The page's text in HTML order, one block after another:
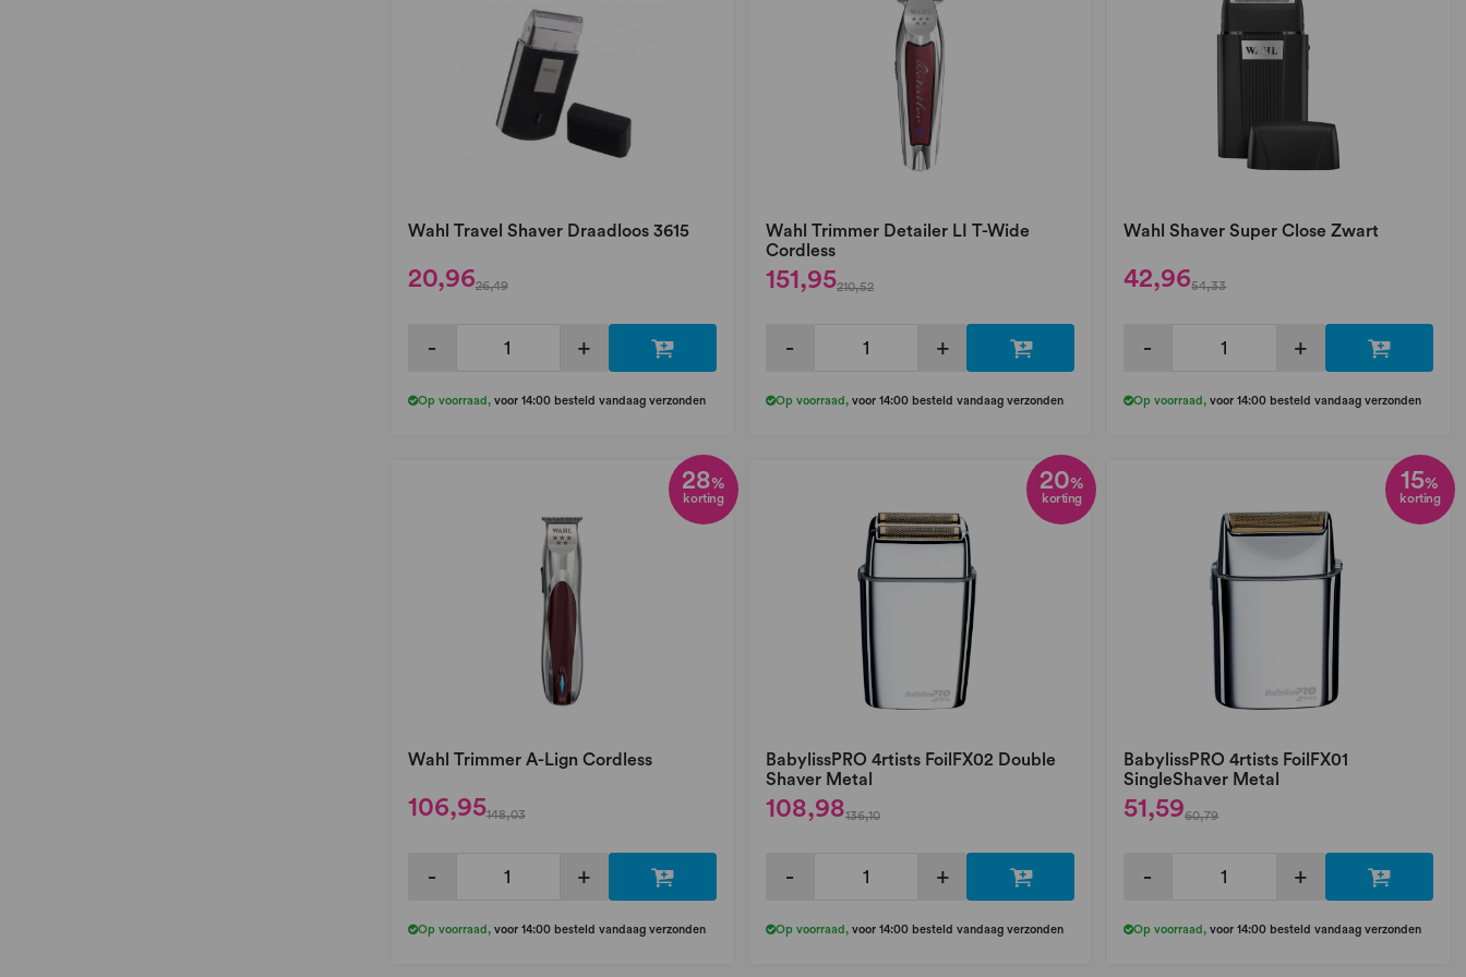
Wahl Travel Shaver Draadloos 3615
20,9626,49
- +
Op voorraad , voor 14:00 besteld vandaag verzonden
Wahl Trimmer Detailer LI T-Wide
Cordless
151,95210,52
- +
Op voorraad , voor 14:00 besteld vandaag verzonden
Wahl Shaver Super Close Zwart
42,9654,33
- +
Op voorraad ,voor 14:00 besteld vandaag verzonden
28%
korting
Wahl Trimmer A-Lign Cordless
106,95148,03
- +
Op voorraad , voor 14:00 besteld vandaag verzonden
20%
korting
BabylissPRO 4rtists FoilFX02 Double
Shaver Metal
108,98136,10
- +
Op voorraad , voor 14:00 besteld vandaag verzonden
15%
korting
BabylissPRO 4rtists FoilFX01
SingleShaver Metal
51,5960,79
- +
Op voorraad ,voor 14:00 besteld vandaag verzonden